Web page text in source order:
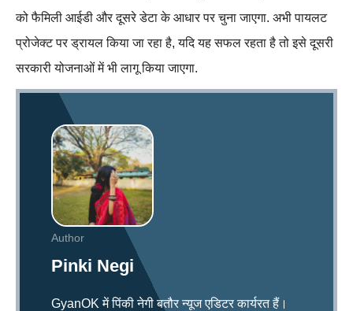
को फैमिली आईडी और दूसरे डेटा के आधार पर चुना जाएगा. अभी पायलट
प्रोजेक्ट पर ड्रायल किया जा रहा है, यदि यह सफल रहता है तो इसे दूसरी
सरकारी योजनाओं में भी लागू किया जाएगा.
Author
Pinki Negi
GyanOK में पिंकी नेगी बतौर न्यूज एडिटर कार्यरत हैं।